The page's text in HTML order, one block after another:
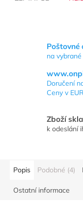
Poštovné
na
Doručení
Ceny v
Zboží
k odeslání
Popis Podobné (4)
Ostatní informace